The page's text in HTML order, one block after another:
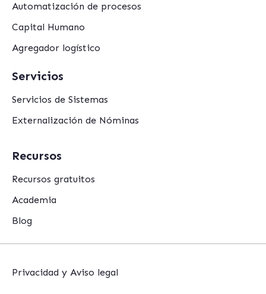
Automatización de procesos
Capital Humano
Agregador logístico
Servicios
Servicios de Sistemas
Externalización de Nóminas
Recursos
Recursos gratuitos
Academia
Blog
Privacidad y Aviso legal